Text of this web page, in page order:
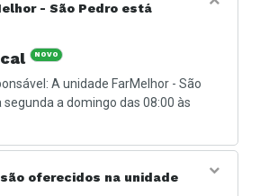
- São Pedro está
NOVO
A unidade FarMelhor - São
a domingo das 08:00 às
oferecidos na unidade